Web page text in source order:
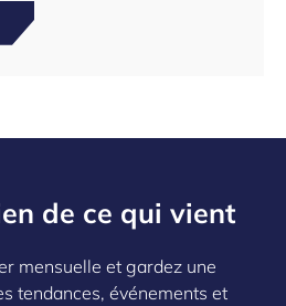
de ce qui vient
mensuelle et gardez une
tendances, événements et